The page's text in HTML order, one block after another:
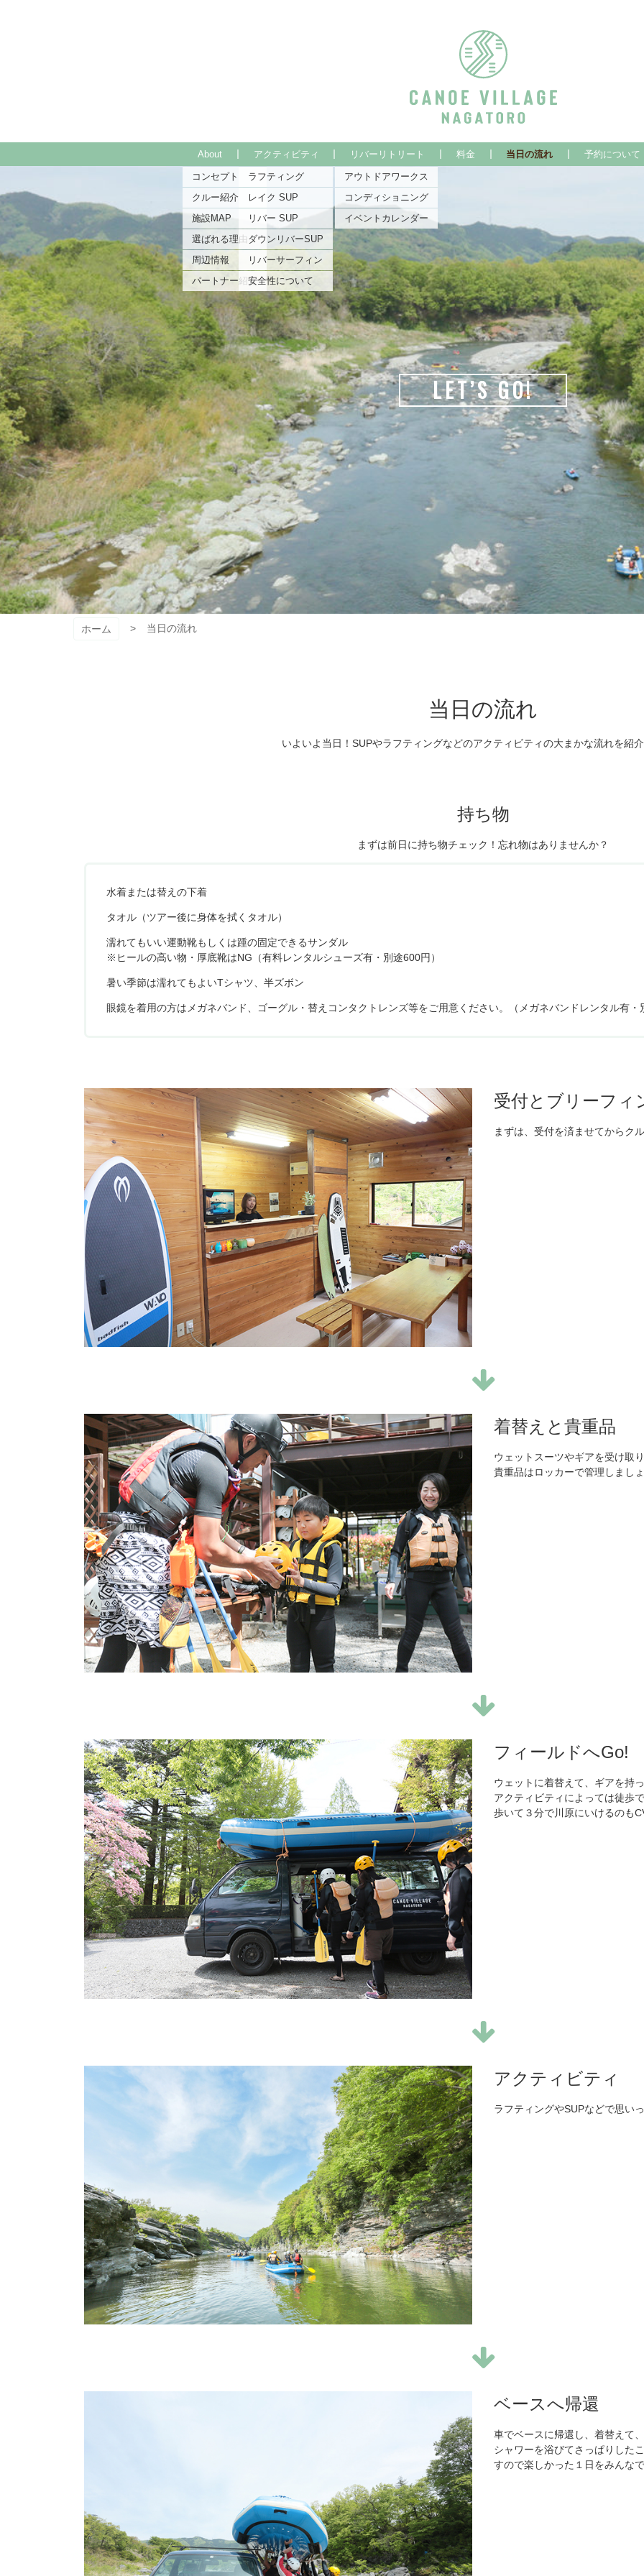
キ
カヌーヴィ
レッジ長瀞
ラフティン
グ&SUP
About
コンセプト
クルー紹介
施設MAP
選ばれる理由
周辺情報
パートナー紹介
アクティビティ
ラフティング
レイク SUP
リバー SUP
ダウンリバーSUP
リバーサーフィン
安全性について
リバーリトリート
アウトドアワークス
コンディショニング
イベントカレンダー
料金 当日の流れ現在のページ予約について
LET’S GO!
ホーム 当日の流れ
当日の流れ
いよいよ当日！SUPやラフティングなどのアクティビティの大まかな流れを紹介
持ち物
まずは前日に持ち物チェック！ 忘れ物はありませんか？
水着または替えの下着
タオル（ツアー後に身体を拭くタオル）
濡れてもいい運動靴もしくは踵の固定できるサンダル
※ヒールの高い物・厚底靴はNG（有料レンタルシューズ有・別途600円）
暑い季節は濡れてもよいTシャツ、半ズボン
眼鏡を着用の方はメガネバンド、ゴーグル・替えコンタクトレンズ等をご用意ください。 （メガネバンドレンタル有・
受付とブリーフィ
まずは、受付を済ませてからク
着替えと貴重品
ウェットスーツやギアを受け取
貴重品はロッカーで管理しまし
フィールドへGo!
ウェットに着替えて、ギアを持
アクティビティによっては徒歩で
歩いて３分で川原にいけるのも
アクティビティ
ラフティングやSUPなどで思い
ベースへ帰還
車でベースに帰還し、着替えて
シャワーを浴びてさっぱりした
すので楽しかった１日をみんな